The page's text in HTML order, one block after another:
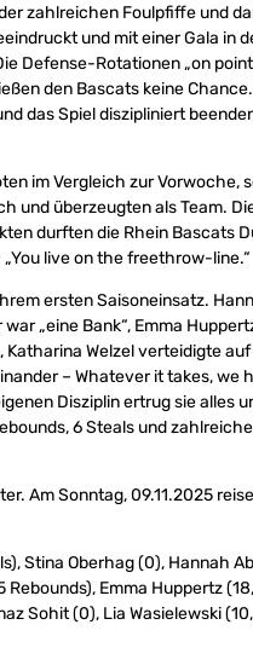
zahlreichen Foulpfiffe und
und mit einer Gala in
Defense-Rotationen „on
den Bascats keine
das Spiel diszipliniert
im Vergleich zur Vorwoche,
und überzeugten als Team.
durften die Rhein Bascats
live on the freethrow-line.“
ersten Saisoneinsatz.
„eine Bank“, Emma
Welzel verteidigte
– Whatever it takes, we
Disziplin ertrug sie alles
6 Steals und
Am Sonntag, 09.11.2025
Stina Oberhag (0), Hannah
Rebounds), Emma Huppertz
Sohit (0), Lia Wasielewski